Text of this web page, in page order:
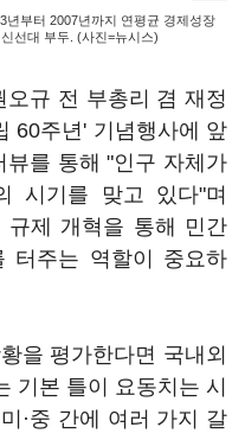
년부터 2007년까지 연평균 경제성장
선대 부두. (사진=뉴시스)
규 전 부총리 겸 재정
60주년' 기념행사에 앞
뷰를 통해 "인구 자체가
시기를 맞고 있다"며
규제 개혁을 통해 민간
터주는 역할이 중요하
을 평가한다면 국내외
기본 틀이 요동치는 시
·중 간에 여러 가지 갈